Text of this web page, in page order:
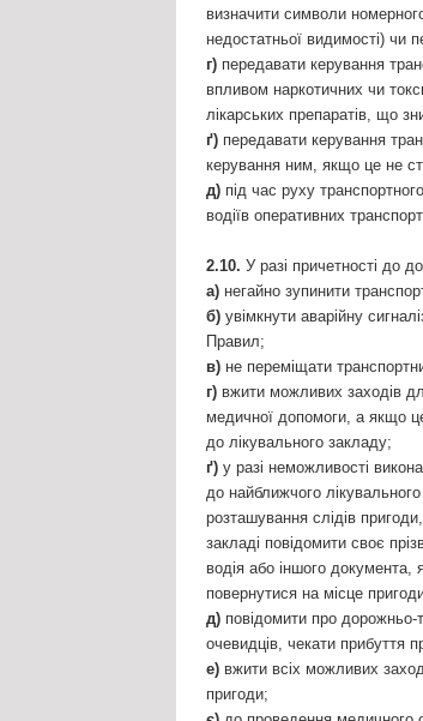
визначити символи
недостатньої видимості) чи
г) передавати керування
впливом наркотичних чи
лікарських препаратів, що
ґ) передавати керування
керування ним, якщо це не
д) під час руху
водіїв оперативних
2.10. У разі причетності до
а) негайно зупинити
б) увімкнути аварійну
Правил;
в) не переміщати
г) вжити можливих заходів
медичної допомоги, а якщо
до лікувального закладу;
ґ) у разі неможливості
до найближчого
розташування слідів
закладі повідомити своє
водія або іншого документа,
повернутися на місце
д) повідомити про дорожньо-
очевидців, чекати прибуття
е) вжити всіх можливих
пригоди;